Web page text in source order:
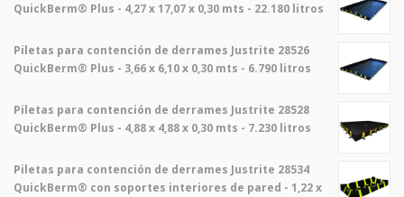
QuickBerm® Plus - 4,27 x 17,07 x 0,30 mts - 22.180 litros
Piletas para contención de derrames Justrite 28526
QuickBerm® Plus - 3,66 x 6,10 x 0,30 mts - 6.790 litros
Piletas para contención de derrames Justrite 28528
QuickBerm® Plus - 4,88 x 4,88 x 0,30 mts - 7.230 litros
Piletas para contención de derrames Justrite 28534
QuickBerm® con soportes interiores de pared - 1,22 x